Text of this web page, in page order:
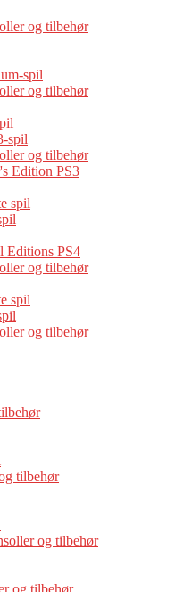
og tilbehør
spil
og tilbehør
spil
og tilbehør
Edition PS3
spil
Editions PS4
og tilbehør
spil
og tilbehør
tilbehør
og tilbehør